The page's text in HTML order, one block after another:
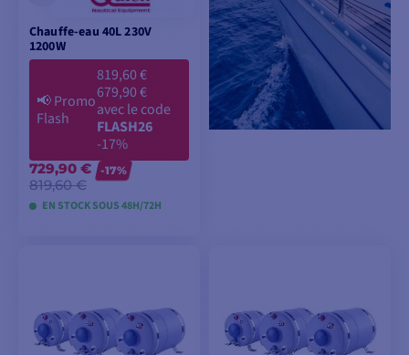
Chauffe-eau 40L 230V
1200W
📢Promo
Flash
819,60 €
679,90 €
avec le code
FLASH26
-17%
729,90 €
819,60 €
-17%
EN STOCK SOUS 48H/72H